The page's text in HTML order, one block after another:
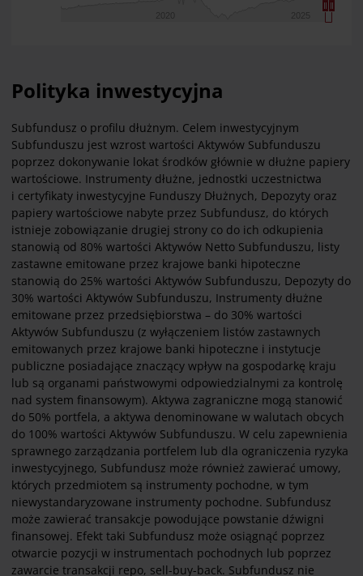
2025
Polityka inwestycyjna
Subfundusz o profilu dłużnym. Celem inwestycyjnym
Subfunduszu jest wzrost wartości Aktywów Subfunduszu
poprzez dokonywanie lokat środków głównie w dłużne papiery
wartościowe. Instrumenty dłużne, jednostki uczestnictwa
i certyfikaty inwestycyjne Funduszy Dłużnych, Depozyty oraz
papiery wartościowe nabyte przez Subfundusz, do których
istnieje zobowiązanie drugiej strony co do ich odkupienia
stanowią od 80% wartości Aktywów Netto Subfunduszu, listy
zastawne emitowane przez krajowe banki hipoteczne
stanowią do 25% wartości Aktywów Subfunduszu, Depozyty do
30% wartości Aktywów Subfunduszu, Instrumenty dłużne
emitowane przez przedsiębiorstwa – do 30% wartości
Aktywów Subfunduszu (z wyłączeniem listów zastawnych
emitowanych przez krajowe banki hipoteczne i instytucje
publiczne posiadające znaczący wpływ na gospodarkę kraju
lub są organami państwowymi odpowiedzialnymi za kontrolę
nad system finansowym). Aktywa zagraniczne mogą stanowić
do 50% portfela, a aktywa denominowane w walutach obcych
do 100% wartości Aktywów Subfunduszu. W celu zapewnienia
sprawnego zarządzania portfelem lub dla ograniczenia ryzyka
inwestycyjnego, Subfundusz może również zawierać umowy,
których przedmiotem są instrumenty pochodne, w tym
niewystandaryzowane instrumenty pochodne. Subfundusz
może zawierać transakcje powodujące powstanie dźwigni
finansowej. Efekt taki Subfundusz może osiągnąć poprzez
otwarcie pozycji w instrumentach pochodnych lub poprzez
zawarcie transakcji repo, sell-buy-back. Subfundusz nie